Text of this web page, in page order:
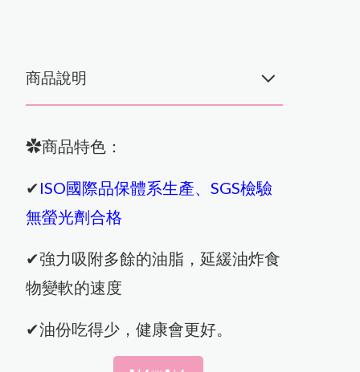
商品說明
✿商品特色：
✔ISO國際品保體系生產、SGS檢驗
無螢光劑合格
✔強力吸附多餘的油脂，延緩油炸食
物變軟的速度
✔油份吃得少，健康會更好。